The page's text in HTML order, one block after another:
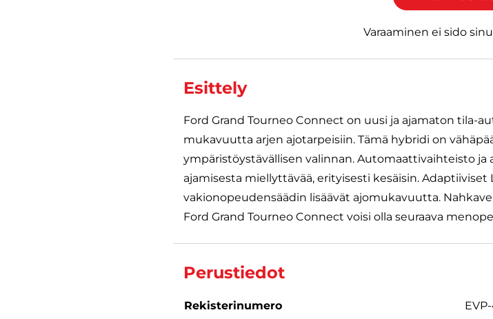
Varaaminen ei sido
Esittely
Ford Grand Tourneo Connect on uusi ja ajamaton tila-
mukavuutta arjen ajotarpeisiin. Tämä hybridi on
ympäristöystävällisen valinnan. Automaattivaihteisto
ajamisesta miellyttävää, erityisesti kesäisin.
vakionopeudensäädin lisäävät ajomukavuutta.
Ford Grand Tourneo Connect voisi olla seuraava
Perustiedot
Rekisterinumero